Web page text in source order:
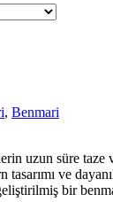
, Benmari
uzun süre taze
ve
bir